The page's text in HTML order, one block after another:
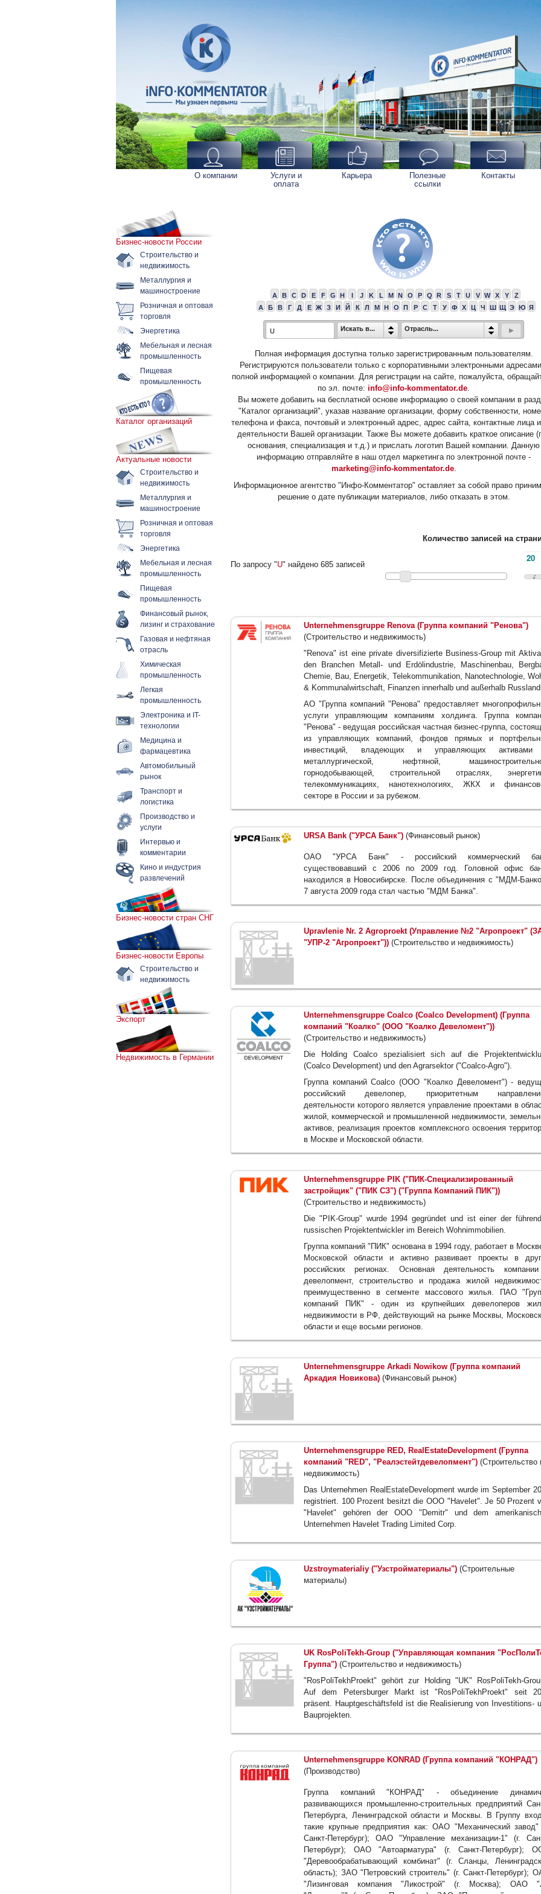
О компании
Услуги и
оплата
Карьера
Полезные
ссылки
Контакты
Бизнес-новости России
Строительство и
недвижимость
Металлургия и
машиностроение
Розничная и оптовая
торговля
Энергетика
Мебельная и лесная
промышленность
Пищевая
промышленность
Каталог организаций
Актуальные новости
Строительство и
недвижимость
Металлургия и
машиностроение
Розничная и оптовая
торговля
Энергетика
Мебельная и лесная
промышленность
Пищевая
промышленность
Финансовый рынок,
лизинг и страхование
Газовая и нефтяная
отрасль
Химическая
промышленность
Легкая
промышленность
Электроника и IT-
технологии
Медицина и
фармацевтика
Автомобильный
рынок
Транспорт и
логистика
Производство и
услуги
Интервью и
комментарии
Кино и индустрия
развлечений
Бизнес-новости стран СНГ
Бизнес-новости Европы
Строительство и
недвижимость
Экспорт
Недвижимость в Германии
A B C D E F G H I J K L M N O P Q R S T U V W X Y
Z
А
Б В Г Д Е Ж З И Й К Л М Н О П Р С Т У Ф Х Ц Ч Ш Щ Э Ю Я
Искать в... Отрасль...
Полная информация доступна только зарегистрированным пользователям.
Регистрируются пользователи только с корпоративными электронными
полной информацией о компании. Для регистрации на сайте, пожалуйста,
по эл. почте: info@info-kommentator.de.
Вы можете добавить на бесплатной основе информацию о своей компании в
"Каталог организаций", указав название организации, форму собственности,
телефона и факса, почтовый и электронный адрес, адрес сайта, контактные лица
деятельности Вашей организации. Также Вы можете добавить краткое описание
основания, специализация и т.д.) и прислать логотип Вашей компании. Данную
информацию отправляйте в наш отдел маркетинга по электронной почте -
marketing@info-kommentator.de.
Информационное агентство "Инфо-Комментатор" оставляет за собой право
решение о дате публикации материалов, либо отказать в этом.
По запросу "U" найдено 685 записей
Количество записей на
Unternehmensgruppe Renova (Группа компаний "Ренова")
(Строительство и недвижимость)
"Renova" ist eine private diversifizierte Business-Group mit
den Branchen Metall- und Erdölindustrie, Maschinenbau,
Chemie, Bau, Energetik, Telekommunikation, Nanotechnologie,
& Kommunalwirtschaft, Finanzen innerhalb und außerhalb
АО "Группа компаний "Ренова" предоставляет
услуги управляющим компаниям холдинга. Группа
"Ренова" - ведущая российская частная бизнес-группа,
из управляющих компаний, фондов прямых и
инвестиций, владеющих и управляющих
металлургической, нефтяной,
горнодобывающей, строительной отраслях,
телекоммуникациях, нанотехнологиях, ЖКХ и
секторе в России и за рубежом.
URSA Bank ("УРСА Банк") (Финансовый рынок)
ОАО "УРСА Банк" - российский коммерческий
существовавший с 2006 по 2009 год. Головной офис
находился в Новосибирске. После объединения с "МДМ-
7 августа 2009 года стал частью "МДМ Банка".
Upravlenie Nr. 2 Agroproekt (Управление №2 "Агропроект"
"УПР-2 "Агропроект")) (Строительство и недвижимость)
Unternehmensgruppe Coalco (Coalco Development) (Группа
компаний "Коалко" (ООО "Коалко Девеломент"))
(Строительство и недвижимость)
Die Holding Coalco spezialisiert sich auf die
(Coalco Development) und den Agrarsektor ("Coalco-Agro").
Группа компаний Coalco (ООО "Коалко Девеломент") -
российский девелопер, приоритетным
деятельности которого является управление проектами в
жилой, коммерческой и промышленной недвижимости,
активов, реализация проектов комплексного освоения
в Москве и Московской области.
Unternehmensgruppe PIK ("ПИК-Специализированный
застройщик" ("ПИК СЗ") ("Группа Компаний ПИК"))
(Строительство и недвижимость)
Die "PIK-Group" wurde 1994 gegründet und ist einer der
russischen Projektentwickler im Bereich Wohnimmobilien.
Группа компаний "ПИК" основана в 1994 году, работает в
Московской области и активно развивает проекты в
российских регионах. Основная деятельность
девелопмент, строительство и продажа жилой
преимущественно в сегменте массового жилья. ПАО
компаний ПИК" - один из крупнейших девелоперов
недвижимости в РФ, действующий на рынке Москвы,
области и еще восьми регионов.
Unternehmensgruppe Arkadi Nowikow (Группа компаний
Аркадия Новикова) (Финансовый рынок)
Unternehmensgruppe RED, RealEstateDevelopment (Группа
компаний "RED", "Реалэстейтдевелопмент") (Строительство
недвижимость)
Das Unternehmen RealEstateDevelopment wurde im September
registriert. 100 Prozent besitzt die OOO "Havelet". Je 50 Prozent
"Havelet" gehören der OOO "Demitr" und dem
Unternehmen Havelet Trading Limited Corp.
Uzstroymaterialiy ("Узстройматериалы") (Строительные
материалы)
UK RosPoliTekh-Group ("Управляющая компания
Группа") (Строительство и недвижимость)
"RosPoliTekhProekt" gehört zur Holding "UK" RosPoliTekh-
Auf dem Petersburger Markt ist "RosPoliTekhProekt" seit
präsent. Hauptgeschäftsfeld ist die Realisierung von Investitions-
Bauprojekten.
Unternehmensgruppe KONRAD (Группа компаний "КОНРАД")
(Производство)
Группа компаний "КОНРАД" - объединение
развивающихся промышленно-строительных предприятий
Петербурга, Ленинградской области и Москвы. В Группу
такие крупные предприятия как: ОАО "Механический завод"
Санкт-Петербург); ОАО "Управление механизации-1" (г.
Петербург); ОАО "Автоарматура" (г. Санкт-Петербург);
"Деревообрабатывающий комбинат" (г. Сланцы,
область); ЗАО "Петровский строитель" (г. Санкт-Петербург);
"Лизинговая компания "Ликострой" (г. Москва); ОАО